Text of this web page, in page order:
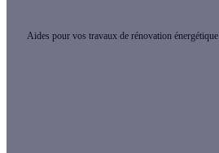
Aides pour vos travaux de rénovation énergétique